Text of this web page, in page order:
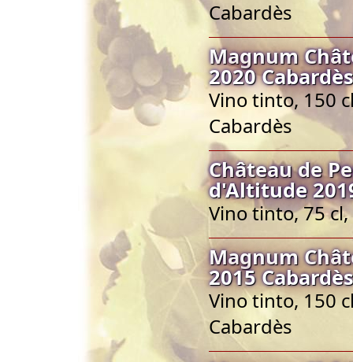
Cabardès
Magnum
2020
Vino tinto, 150
Cabardès
Château de
d'Altitude
Vino tinto, 75
Magnum
2015
Vino tinto, 150
Cabardès